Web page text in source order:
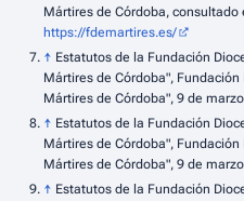
Mártires de Córdoba, consultado
https://fdemartires.es/
↑ Estatutos de la Fundación
Mártires de Córdoba",
Mártires de Córdoba", 9 de
↑ Estatutos de la Fundación
Mártires de Córdoba",
Mártires de Córdoba", 9 de
↑ Estatutos de la Fundación